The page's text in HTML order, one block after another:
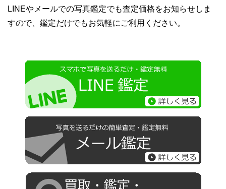
LINEやメールでの写真鑑定でも査定価格をお知らせしま
すので、鑑定だけでもお気軽にご利用ください。